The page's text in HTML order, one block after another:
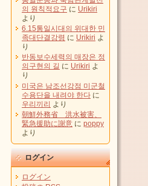
의 원칙적요구 に Urikiri
より
6.15통일시대의 위대한 민
족대단결강령 に Urikiri よ
り
반동보수세력의 매장은 정
의구현의 길 に Urikiri よ
り
미국은 남조선강점 미군철
수용단을 내려야 한다 に
우리끼리 より
朝鮮外務省 洪水被害、
緊急援助に謝意 に poppy
より
ログイン
ログイン